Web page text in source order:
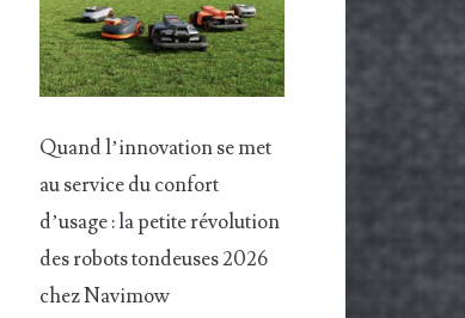
Quand l’innovation se met
au service du confort
d’usage : la petite révolution
des robots tondeuses 2026
chez Navimow